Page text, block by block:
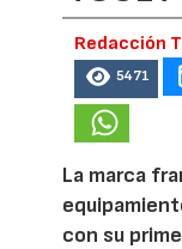
Redacción
5471
La marca
con su